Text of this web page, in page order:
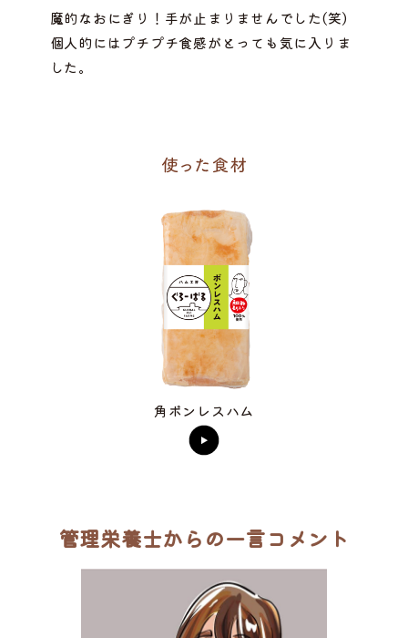
魔的なおにぎり！手が止まりませんでした(笑)
個人的にはプチプチ食感がとっても気に入りま
した。
角ボンレスハム
管理栄養士からの一言コメント